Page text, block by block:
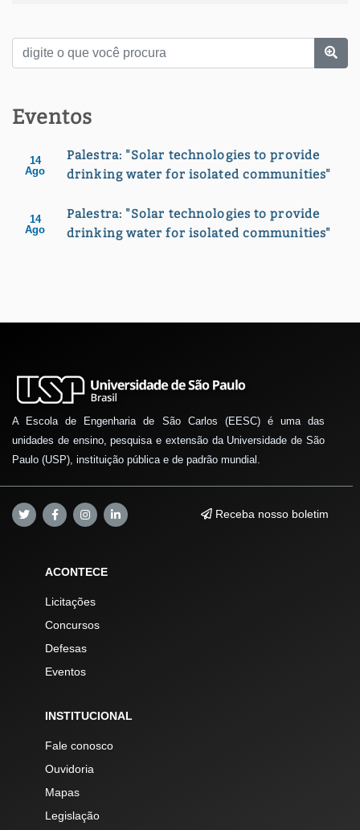
Eventos
14
Ago
Palestra: "Solar technologies to provide
drinking water for isolated communities"
14
Ago
Palestra: "Solar technologies to provide
drinking water for isolated communities"
A Escola de Engenharia de São Carlos (EESC) é uma das
unidades de ensino, pesquisa e extensão da Universidade de São
Paulo (USP), instituição pública e de padrão mundial.
Receba nosso boletim
ACONTECE
Licitações
Concursos
Defesas
Eventos
INSTITUCIONAL
Fale conosco
Ouvidoria
Mapas
Legislação